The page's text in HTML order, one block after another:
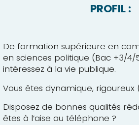
PROFIL :
De formation supérieure en
en sciences politique (Bac +3/4/
intéressez à la vie publique.
Vous êtes dynamique, rigoureux
Disposez de bonnes qualités
êtes à l’aise au téléphone ?